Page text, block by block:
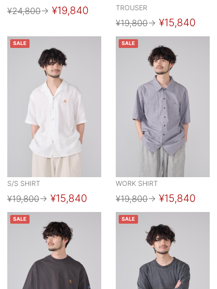
¥24,800→ ¥19,840
TROUSER
¥19,800→ ¥15,840
SALE
S/S SHIRT
¥19,800→ ¥15,840
SALE
WORK SHIRT
¥19,800→ ¥15,840
SALE SALE